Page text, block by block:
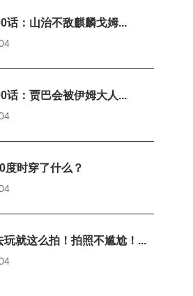
话：山治不敌麒麟戈姆...
话：贾巴会被伊姆大人...
度时穿了什么？
玩就这么拍！拍照不尴尬！...